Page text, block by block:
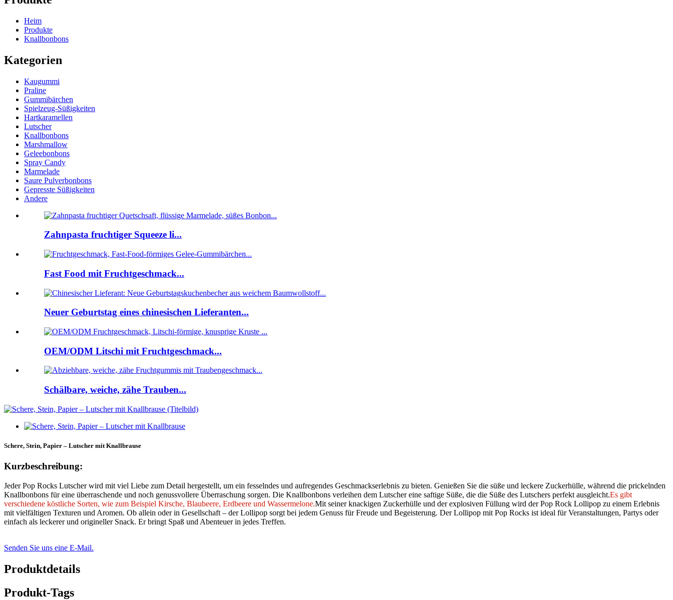
Heim
Produkte
Knallbonbons
Kategorien
Kaugummi
Praline
Gummibärchen
Spielzeug-Süßigkeiten
Hartkaramellen
Lutscher
Knallbonbons
Marshmallow
Geleebonbons
Spray Candy
Marmelade
Saure Pulverbonbons
Gepresste Süßigkeiten
Andere
Zahnpasta fruchtiger Squeeze li...
Fast Food mit Fruchtgeschmack...
Neuer Geburtstag eines chinesischen Lieferanten...
OEM/ODM Litschi mit Fruchtgeschmack...
Schälbare, weiche, zähe Trauben...
Schere, Stein, Papier – Lutscher mit Knallbrause
Kurzbeschreibung:
Jeder Pop Rocks Lutscher wird mit viel Liebe zum Detail hergestellt, um ein fesselndes und aufregendes Geschmackserlebnis zu bieten. Genießen Sie die süße und leckere Zuckerhülle, während die prickelnden
Knallbonbons für eine überraschende und noch genussvollere Überraschung sorgen. Die Knallbonbons verleihen dem Lutscher eine saftige Süße, die die Süße des Lutschers perfekt ausgleicht.Es gibt
verschiedene köstliche Sorten, wie zum Beispiel Kirsche, Blaubeere, Erdbeere und Wassermelone.Mit seiner knackigen Zuckerhülle und der explosiven Füllung wird der Pop Rock Lollipop zu einem Erlebnis
mit vielfältigen Texturen und Aromen. Ob allein oder in Gesellschaft – der Lollipop sorgt bei jedem Genuss für Freude und Begeisterung. Der Lollipop mit Pop Rocks ist ideal für Veranstaltungen, Partys oder
einfach als leckerer und origineller Snack. Er bringt Spaß und Abenteuer in jedes Treffen.
Senden Sie uns eine E-Mail.
Produktdetails
Produkt-Tags